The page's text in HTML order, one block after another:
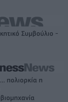
Συμβούλιο -
πολιορκία η